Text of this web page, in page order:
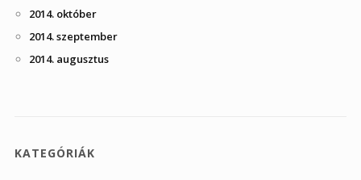
2014. október
2014. szeptember
2014. augusztus
KATEGÓRIÁK